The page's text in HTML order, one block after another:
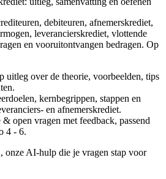
debiteuren, afnemerskrediet,
leverancierskrediet, vlottende
en vooruitontvangen bedragen. Op
uitleg over de theorie, voorbeelden, tips
kernbegrippen, stappen en
en afnemerskrediet.
open vragen met feedback, passend
4 - 6.
onze AI-hulp die je vragen stap voor